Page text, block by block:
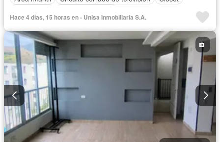
Hace 4 días, 15 horas en - Unisa Inmobiliaria S.A.